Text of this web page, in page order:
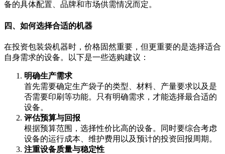
备的具体配置、品牌和市场供需情况而定。
四、如何选择合适的机器
在投资包装袋机器时，价格固然重要，但更重要的是选择适合
自身需求的设备。以下是一些选购建议：
明确生产需求
首先需要确定生产袋子的类型、材料、产量要求以及是
否需要印刷等功能。只有明确需求，才能选择最合适的
设备。
评估预算与回报
根据预算范围，选择性价比高的设备。同时要综合考虑
设备的运行成本、维护费用以及预计的投资回报周期。
注重设备质量与稳定性